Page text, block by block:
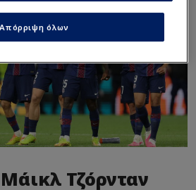
Τζόρνταν
Απόρριψη όλων